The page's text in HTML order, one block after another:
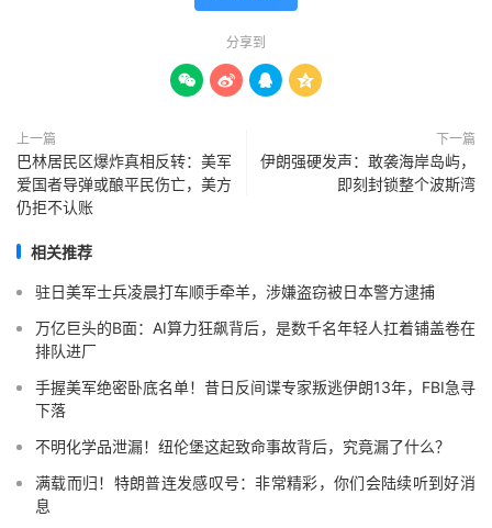
分享到
   
上一篇
巴林居民区爆炸真相反转：美军
爱国者导弹或酿平民伤亡，美方
仍拒不认账
下一篇
伊朗强硬发声：敢袭海岸岛屿，
即刻封锁整个波斯湾
相关推荐
驻日美军士兵凌晨打车顺手牵羊，涉嫌盗窃被日本警方逮捕
万亿巨头的B面：AI算力狂飙背后，是数千名年轻人扛着铺盖卷在
排队进厂
手握美军绝密卧底名单！昔日反间谍专家叛逃伊朗13年，FBI急寻
下落
不明化学品泄漏！纽伦堡这起致命事故背后，究竟漏了什么？
满载而归！特朗普连发感叹号：非常精彩，你们会陆续听到好消
息